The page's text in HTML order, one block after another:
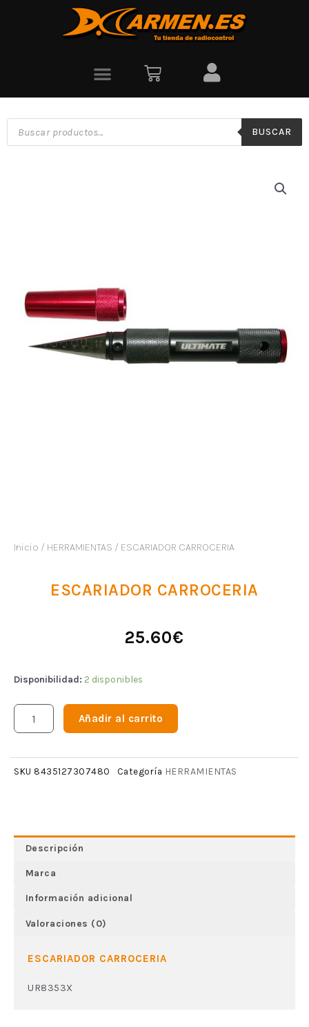
BUSCAR
Inicio / HERRAMIENTAS / ESCARIADOR CARROCERIA
ESCARIADOR CARROCERIA
25.60€
Disponibilidad: 2 disponibles
Añadir al carrito
SKU 8435127307480 Categoría HERRAMIENTAS
Descripción
Marca
Información adicional
Valoraciones (0)
ESCARIADOR CARROCERIA
UR8353X